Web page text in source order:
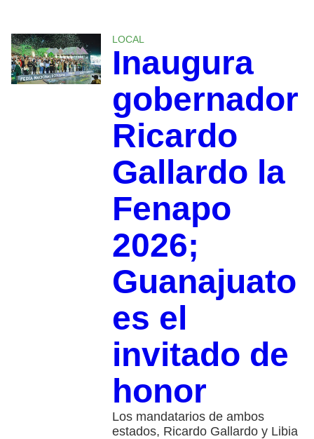
LOCAL
Inaugura
gobernador
Ricardo
Gallardo la
Fenapo
2026;
Guanajuato
es el
invitado de
honor
Los mandatarios de ambos
estados, Ricardo Gallardo y Libia